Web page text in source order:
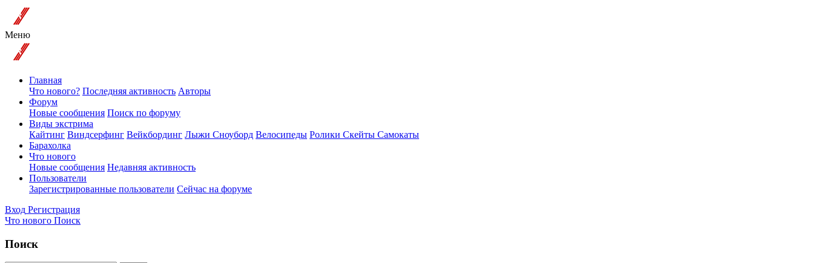
Меню
Главная
Что нового? Последняя активность Авторы
Форум
Новые сообщения Поиск по форуму
Виды экстрима
Кайтинг Виндсерфинг Вейкбординг Лыжи Сноуборд Велосипеды Ролики Скейты Самокаты
Барахолка
Что нового
Новые сообщения Недавняя активность
Пользователи
Зарегистрированные пользователи Сейчас на форуме
Вход Регистрация
Что нового Поиск
Поиск